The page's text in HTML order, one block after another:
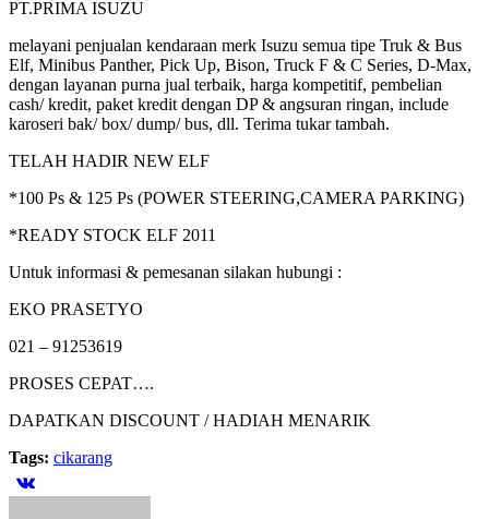
PT.PRIMA ISUZU
melayani penjualan kendaraan merk Isuzu semua tipe Truk & Bus
Elf, Minibus Panther, Pick Up, Bison, Truck F & C Series, D-Max,
dengan layanan purna jual terbaik, harga kompetitif, pembelian
cash/ kredit, paket kredit dengan DP & angsuran ringan, include
karoseri bak/ box/ dump/ bus, dll. Terima tukar tambah.
TELAH HADIR NEW ELF
*100 Ps & 125 Ps (POWER STEERING,CAMERA PARKING)
*READY STOCK ELF 2011
Untuk informasi & pemesanan silakan hubungi :
EKO PRASETYO
021 – 91253619
PROSES CEPAT….
DAPATKAN DISCOUNT / HADIAH MENARIK
Tags: cikarang